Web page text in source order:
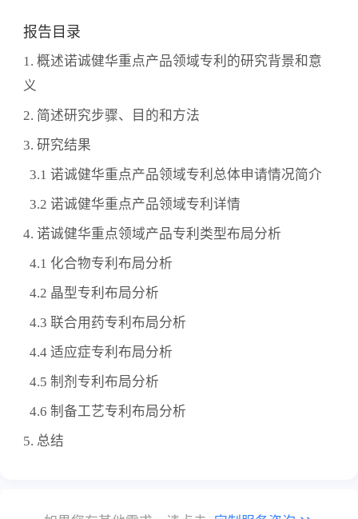
报告目录
1. 概述诺诚健华重点产品领域专利的研究背景和意
义
2. 简述研究步骤、目的和方法
3. 研究结果
3.1 诺诚健华重点产品领域专利总体申请情况简介
3.2 诺诚健华重点产品领域专利详情
4. 诺诚健华重点领域产品专利类型布局分析
4.1 化合物专利布局分析
4.2 晶型专利布局分析
4.3 联合用药专利布局分析
4.4 适应症专利布局分析
4.5 制剂专利布局分析
4.6 制备工艺专利布局分析
5. 总结